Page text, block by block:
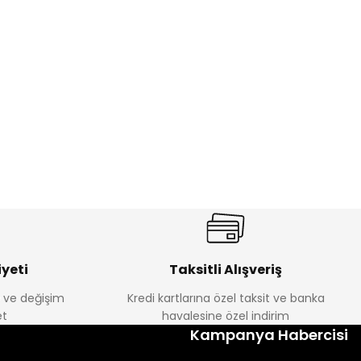
Melra Kız Çocuk Kot Pantolon
%22
Koren Kız Çocuk ve Bebek Tayt
ve değişim
Taksitli Alışveriş
Kredi kartlarına özel taksit ve banka
havalesine özel indirim
Kampanya Habercisi